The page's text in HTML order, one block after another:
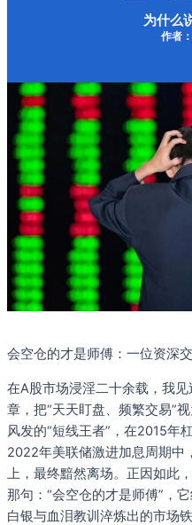
为什么
作者：
会空仓的才是师傅：一位资深
在A股市场浸淫二十余载，我
章，把“天天盯盘、频繁交易”
风发的“短线王者”，在2015年
2022年美联储激进加息周期中
上，最终黯然离场。正因如此
那句：“会空仓的才是师傅”，
白银与血泪教训淬炼出的市